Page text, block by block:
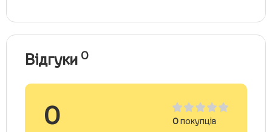
Відгуки 0
0 0покупців